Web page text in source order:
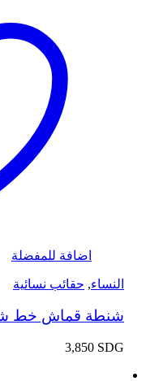
اضافة للمفضلة
النساء, حقائب نسائية
شنطة قماش خط
3,850 SDG